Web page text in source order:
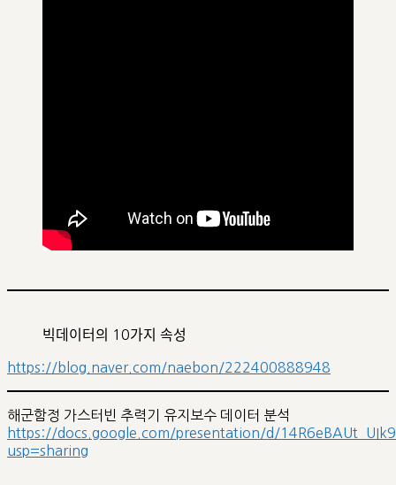
빅데이터의 10가지 속성
https://blog.naver.com/naebon/222400888948
해군함정 가스터빈 추력기 유지보수 데이터 분석
https://docs.google.com/presentation/d/
usp=sharing